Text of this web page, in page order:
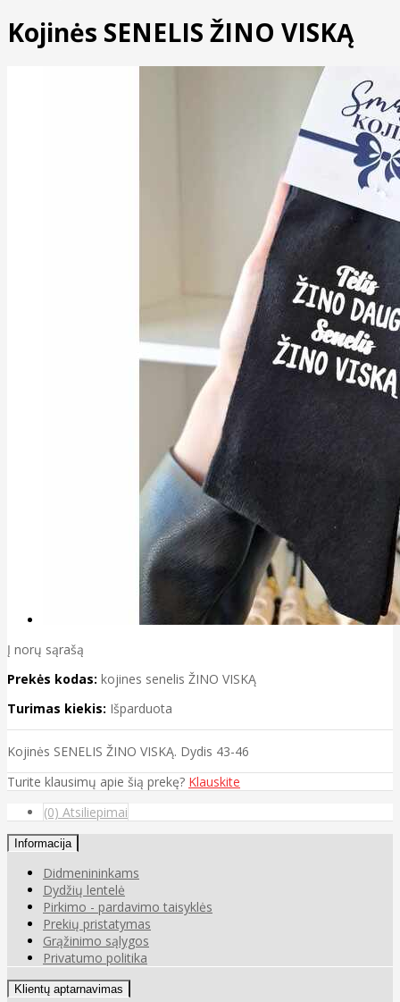
Kojinės SENELIS ŽINO VISKĄ
Į norų sąrašą
Prekės kodas: kojines senelis ŽINO VISKĄ
Turimas kiekis: Išparduota
Kojinės SENELIS ŽINO VISKĄ. Dydis 43-46
Turite klausimų apie šią prekę? Klauskite
(0) Atsiliepimai
Informacija
Didmenininkams
Dydžių lentelė
Pirkimo - pardavimo taisyklės
Prekių pristatymas
Grąžinimo sąlygos
Privatumo politika
Klientų aptarnavimas